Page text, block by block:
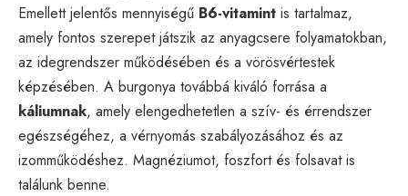
Emellett jelentős mennyiségű B6-vitamint is tartalmaz,
amely fontos szerepet játszik az anyagcsere folyamatokban,
az idegrendszer működésében és a vörösvértestek
képzésében. A burgonya továbbá kiváló forrása a
káliumnak, amely elengedhetetlen a szív- és érrendszer
egészségéhez, a vérnyomás szabályozásához és az
izomműködéshez. Magnéziumot, foszfort és folsavat is
találunk benne.